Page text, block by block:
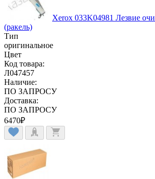
Xerox 033K04981 Лезвие
(ракель)
Тип
оригинальное
Цвет
Код товара:
Л047457
Наличие:
ПО ЗАПРОСУ
Доставка:
ПО ЗАПРОСУ
6470₽